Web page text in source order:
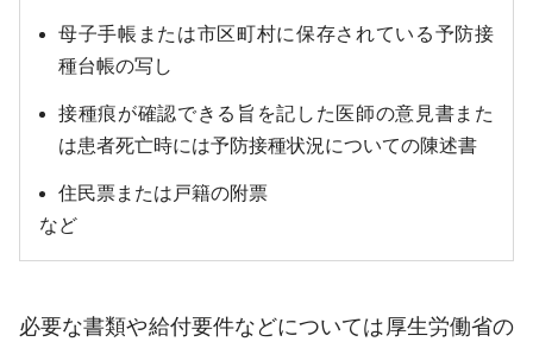
母子手帳または市区町村に保存されている予防接
種台帳の写し
接種痕が確認できる旨を記した医師の意見書また
は患者死亡時には予防接種状況についての陳述書
住民票または戸籍の附票
など
必要な書類や給付要件などについては厚生労働省の